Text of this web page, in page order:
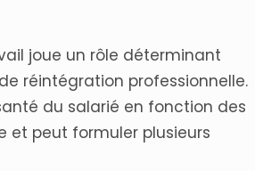
joue un rôle déterminant
réintégration professionnelle.
du salarié en fonction des
et peut formuler plusieurs